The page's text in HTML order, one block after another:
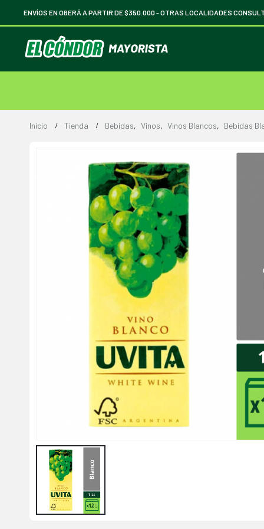
ENVÍOS EN OBERÁ A PARTIR DE $350.000 -OTRAS LOCALIDADES
Inicio Tienda Bebidas, Vinos, Vinos Blancos, Bebidas